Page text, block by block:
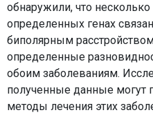
обнаружили, что
определенных генах
биполярным
определенные
обоим заболеваниям.
полученные данные могут
методы лечения этих